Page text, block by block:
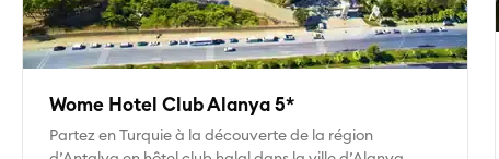
Wome Hotel Club Alanya 5*
Partez en Turquie à la découverte de la région